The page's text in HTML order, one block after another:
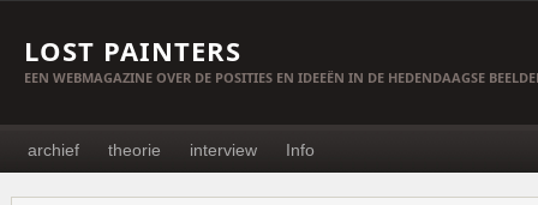
LOST PAINTERS
EEN WEBMAGAZINE OVER DE POSITIES EN IDEEËN IN DE HEDENDAAGSE
archief theorie interview Info